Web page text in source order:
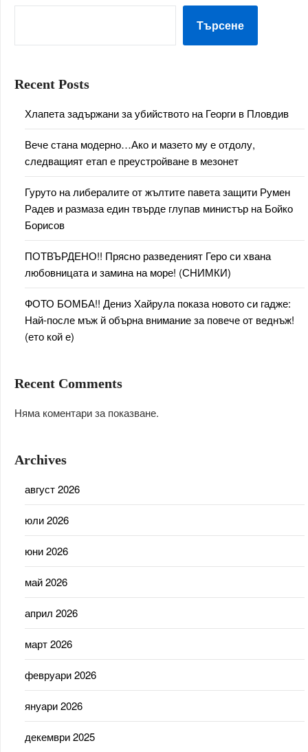
Търсене
Recent Posts
Хлапета задържани за убийството на Георги в Пловдив
Вече стана модерно…Ако и мазето му е отдолу,
следващият етап е преустройване в мезонет
Гуруто на либералите от жълтите павета защити Румен
Радев и размаза един твърде глупав министър на Бойко
Борисов
ПОТВЪРДЕНО!! Прясно разведеният Геро си хвана
любовницата и замина на море! (СНИМКИ)
ФОТО БОМБА!! Дениз Хайрула показа новото си гадже:
Най-после мъж й обърна внимание за повече от веднъж!
(ето кой е)
Recent Comments
Няма коментари за показване.
Archives
август 2026
юли 2026
юни 2026
май 2026
април 2026
март 2026
февруари 2026
януари 2026
декември 2025